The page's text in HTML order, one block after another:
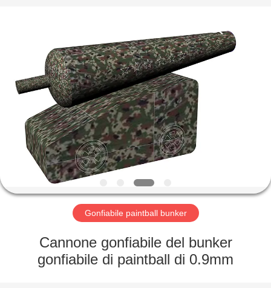
CASA
PRODOTTI
VIDEO
CIRCA
NOI
GIRO
DELLA
Gonfiabile paintball bunker
Cannone gonfiabile del bunker
gonfiabile di paintball di 0.9mm